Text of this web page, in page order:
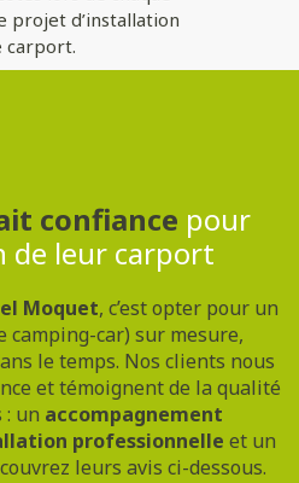
projet d’installation
carport.
confiance pour
de leur carport
Moquet, c’est opter pour un
camping-car) sur mesure,
le temps. Nos clients nous
et témoignent de la qualité
un accompagnement
professionnelle et un
leurs avis ci-dessous.